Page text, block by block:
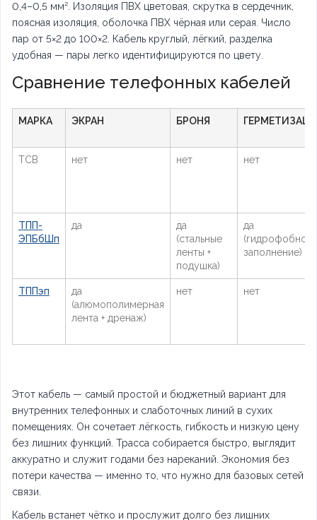
0,4–0,5 мм². Изоляция ПВХ цветовая, скрутка в сердечник,
поясная изоляция, оболочка ПВХ чёрная или серая. Число
пар от 5×2 до 100×2. Кабель круглый, лёгкий, разделка
удобная — пары легко идентифицируются по цвету.
Сравнение телефонных кабелей
МАРКА ЭКРАН БРОНЯ
ТСВ нет нет нет
ТПП-
ЭПБбШп
да
да
(стальные
ленты +
подушка)
да
(гидрофобное
заполнение)
ТППэп
да
(алюмополимерная
лента + дренаж)
нет нет
Этот кабель — самый простой и бюджетный вариант для
внутренних телефонных и слаботочных линий в сухих
помещениях. Он сочетает лёгкость, гибкость и низкую цену
без лишних функций. Трасса собирается быстро, выглядит
аккуратно и служит годами без нареканий. Экономия без
потери качества — именно то, что нужно для базовых сетей
связи.
Кабель встанет чётко и прослужит долго без лишних